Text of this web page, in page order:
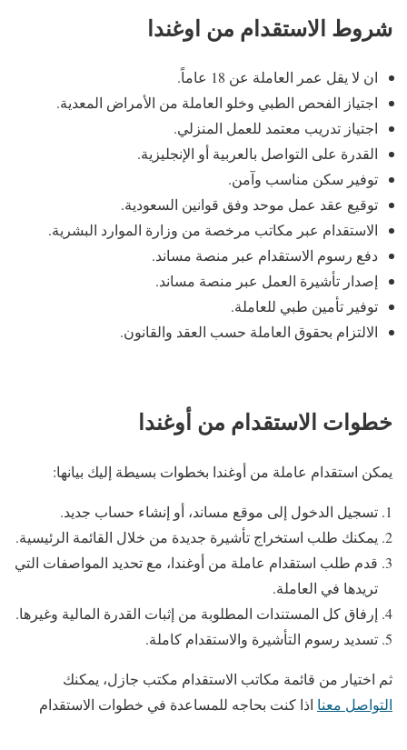
شروط الاستقدام من اوغندا
ان لا يقل عمر العاملة عن 18 عاماً.
اجتياز الفحص الطبي وخلو العاملة من الأمراض المعدية.
اجتياز تدريب معتمد للعمل المنزلي.
القدرة على التواصل بالعربية أو الإنجليزية.
توفير سكن مناسب وآمن.
توقيع عقد عمل موحد وفق قوانين السعودية.
الاستقدام عبر مكاتب مرخصة من وزارة الموارد البشرية.
دفع رسوم الاستقدام عبر منصة مساند.
إصدار تأشيرة العمل عبر منصة مساند.
توفير تأمين طبي للعاملة.
الالتزام بحقوق العاملة حسب العقد والقانون.
خطوات الاستقدام من أوغندا
يمكن استقدام عاملة من أوغندا بخطوات بسيطة إليك بيانها:
تسجيل الدخول إلى موقع مساند، أو إنشاء حساب جديد.
يمكنك طلب استخراج تأشيرة جديدة من خلال القائمة الرئيسية.
قدم طلب استقدام عاملة من أوغندا، مع تحديد المواصفات التي
تريدها في العاملة.
إرفاق كل المستندات المطلوبة من إثبات القدرة المالية وغيرها.
تسديد رسوم التأشيرة والاستقدام كاملة.
ثم اختيار من قائمة مكاتب الاستقدام مكتب جازل، يمكنك
التواصل معنا اذا كنت بحاجه للمساعدة في خطوات الاستقدام